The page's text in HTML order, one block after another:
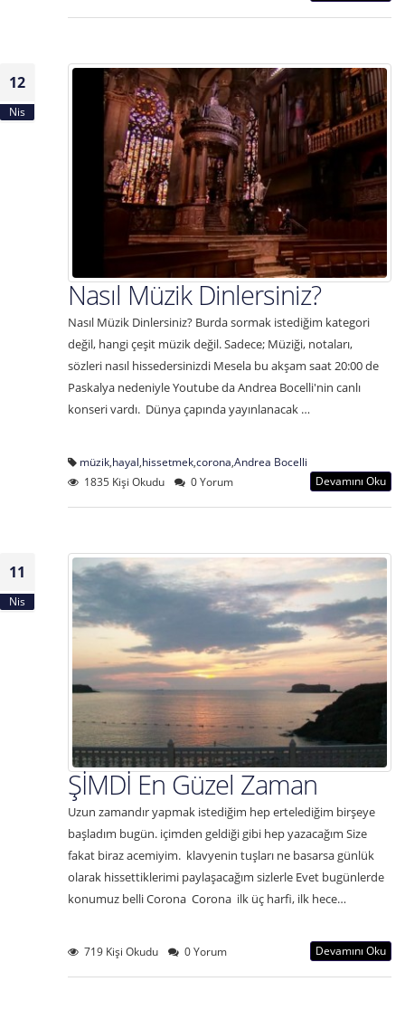
12
Nis
Nasıl Müzik Dinlersiniz?
Nasıl Müzik Dinlersiniz? Burda sormak istediğim kategori
değil, hangi çeşit müzik değil. Sadece; Müziği, notaları,
sözleri nasıl hissedersinizdi Mesela bu akşam saat 20:00 de
Paskalya nedeniyle Youtube da Andrea Bocelli'nin canlı
konseri vardı. Dünya çapında yayınlanacak …
müzik hayal hissetmekcorona Andrea Bocelli
1835 Kişi Okudu
0 Yorum Devamını Oku
11
Nis
ŞİMDİ En Güzel Zaman
Uzun zamandır yapmak istediğim hep ertelediğim birşeye
başladım bugün. içimden geldiği gibi hep yazacağım Size
fakat biraz acemiyim. klavyenin tuşları ne basarsa günlük
olarak hissettiklerimi paylaşacağım sizlerle Evet bugünlerde
konumuz belli Corona Corona ilk üç harfi, ilk hece…
719 Kişi Okudu 0 Yorum Devamını Oku